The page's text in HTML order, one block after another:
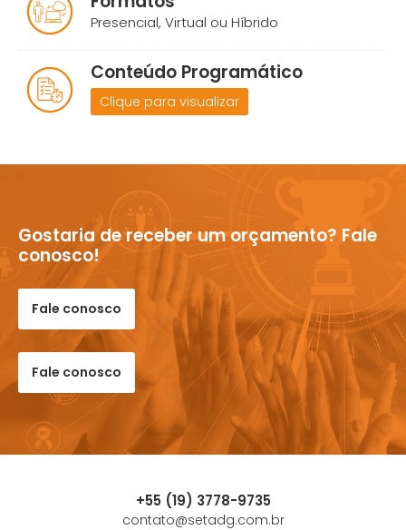
Presencial, Virtual ou Híbrido
Conteúdo Programático
Clique para visualizar
Gostaria de receber um orçamento? Fale
conosco!
Fale conosco
Fale conosco
+55 (19) 3778-9735
contato@setadg.com.br